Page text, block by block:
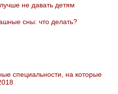
не давать детям
сны: что делать?
специальности, на которые